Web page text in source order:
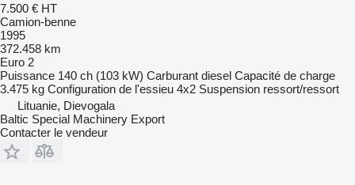
7.500 € HT
Camion-benne
1995
372.458 km
Euro 2
Puissance 140 ch (103 kW) Carburant diesel Capacité de charge
3.475 kg Configuration de l'essieu 4x2 Suspension ressort/ressort
Lituanie, Dievogala
Baltic Special Machinery Export
Contacter le vendeur